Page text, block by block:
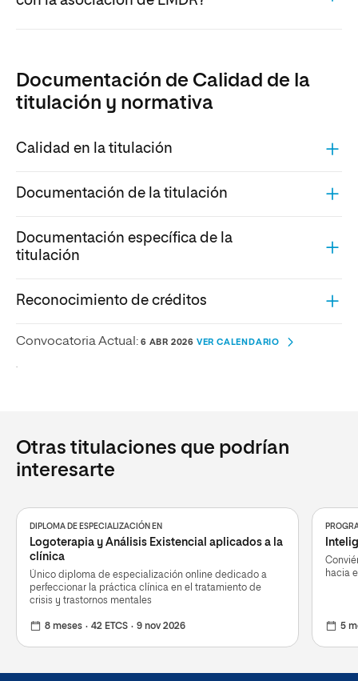
Documentación de Calidad de la
titulación y normativa
Calidad en la titulación
Documentación de la titulación
Documentación específica de la
titulación
Reconocimiento de créditos
Convocatoria Actual: 6 ABR 2026 VER CALENDARIO
Otras titulaciones que podrían
interesarte
DIPLOMA DE ESPECIALIZACIÓN EN
Logoterapia y Análisis Existencial aplicados a la
clínica
Único diploma de especialización online dedicado a
perfeccionar la práctica clínica en el tratamiento de
crisis y trastornos mentales
8 meses 42 ETCS 9 nov 2026
hacia
5